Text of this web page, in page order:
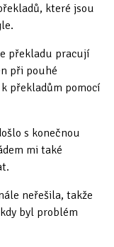
které jsou
překladu pracují
při pouhé
překladům pomocí
s konečnou
mi také
neřešila, takže
byl problém